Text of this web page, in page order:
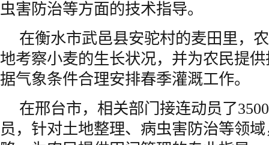
虫害防治等方面的技术指导。
在衡水市武邑县安驼村的麦田里，
地考察小麦的生长状况，并为农民提
据气象条件合理安排春季灌溉工作。
在邢台市，相关部门接连动员了
员，针对土地整理、病虫害防治等领